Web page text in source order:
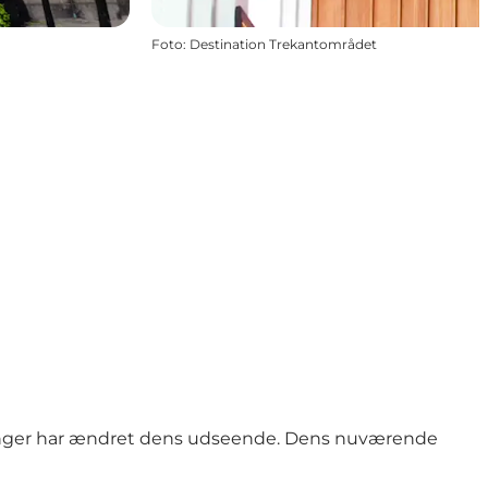
Foto: Destination Trekantområdet
har ændret dens udseende. Dens nuværende